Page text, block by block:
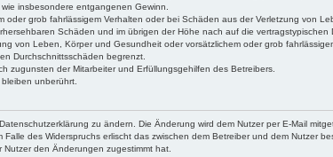
insbesondere entgangenen Gewinn.
grob fahrlässigem Verhalten oder bei Schäden aus der Verletzung von
Schäden und im übrigen der Höhe nach auf die vertragstypischen
von Leben, Körper und Gesundheit oder vorsätzlichem oder grob
Durchschnittsschäden begrenzt.
zugunsten der Mitarbeiter und Erfüllungsgehilfen des Betreibers.
unberührt.
zu ändern. Die Änderung wird dem Nutzer per E-Mail
des Widerspruchs erlischt das zwischen dem Betreiber und dem Nutzer
den Änderungen zugestimmt hat.